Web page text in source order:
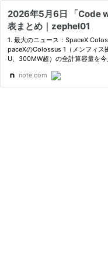
2026年5月6日 「Code
表まとめ｜zephel01
1. 最大のニュース：SpaceX
paceXのColossus 1（メンフィ
U、300MW超）の全計算容量を今
note.com